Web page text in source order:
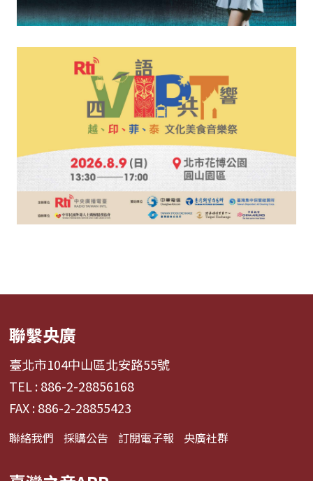
聯繫央廣
臺北市104中山區北安路55號
TEL : 886-2-28856168
FAX : 886-2-28855423
聯絡我們 採購公告 訂閱電子報 央廣社群